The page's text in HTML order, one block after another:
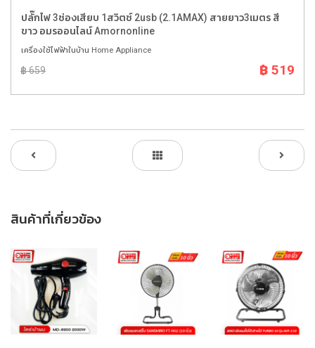
ปลั๊กไฟ 3ช่องเสียบ 1สวิตช์ 2usb (2.1AMAX) สายยาว3เมตร สี
ขาว อมรออนไลน์ Amornonline
เครื่องใช้ไฟฟ้าในบ้าน Home Appliance
฿ 659 ฿ 519
สินค้าที่เกี่ยวข้อง